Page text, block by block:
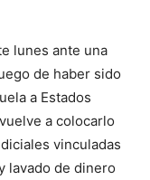
lunes ante una
de haber sido
a Estados
a colocarlo
vinculadas
lavado de dinero